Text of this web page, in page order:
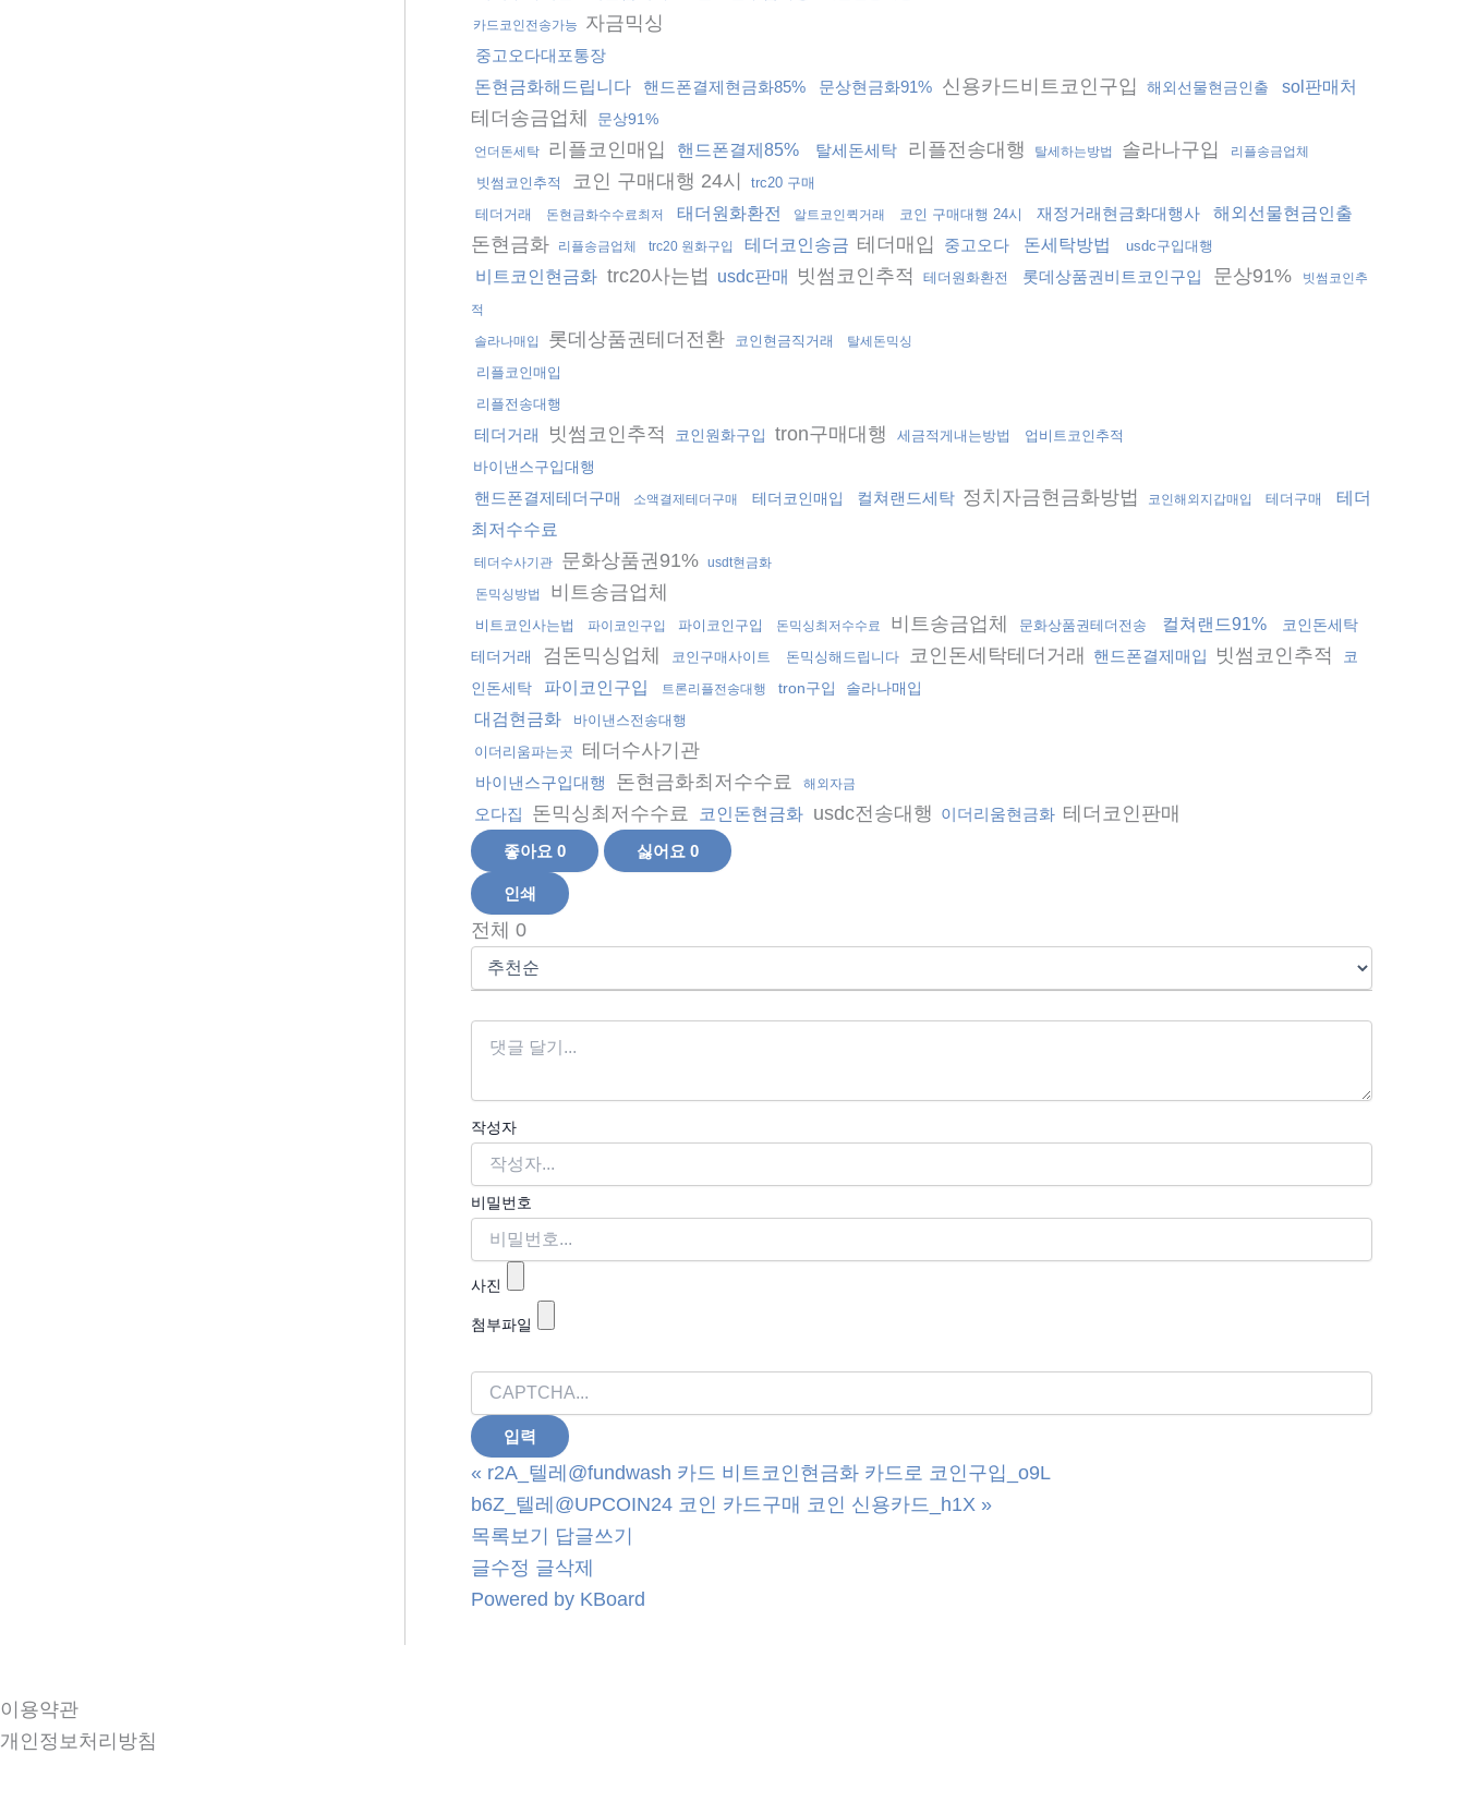
카드코인전송가능 자금믹싱
중고오다대포통장
돈현금화해드립니다
핸드폰결제현금화85% 문상현금화91% 신용카드비트코인구입 해외선물현금인출 sol판매처
테더송금업체 문상91%
언더돈세탁 리플코인매입 핸드폰결제85% 탈세돈세탁 리플전송대행 탈세하는방법 솔라나구입 리플송금업체
빗썸코인추적 코인 구매대행 24시
trc20 구매
테더거래
돈현금화수수료최저 태더원화환전 알트코인퀵거래 코인 구매대행 24시 재정거래현금화대행사 해외선물현금인출
돈현금화 리플송금업체 trc20 원화구입 테더코인송금 테더매입 중고오다 돈세탁방법 usdc구입대행
비트코인현금화 trc20사는법 usdc판매 빗썸코인추적 테더원화환전 롯데상품권비트코인구입 문상91% 빗썸코인추
적
솔라나매입 롯데상품권테더전환 코인현금직거래 탈세돈믹싱
리플코인매입
리플전송대행
테더거래 빗썸코인추적 코인원화구입 tron구매대행 세금적게내는방법 업비트코인추적
바이낸스구입대행
핸드폰결제테더구매 소액결제테더구매 테더코인매입 컬쳐랜드세탁 정치자금현금화방법 코인해외지갑매입 테더구매
테더
최저수수료
테더수사기관 문화상품권91% usdt현금화
돈믹싱방법 비트송금업체
비트코인사는법 파이코인구입 파이코인구입 돈믹싱최저수수료 비트송금업체 문화상품권테더전송 컬쳐랜드91%
코인돈세탁
테더거래
검돈믹싱업체 코인구매사이트 돈믹싱해드립니다 코인돈세탁테더거래 핸드폰결제매입 빗썸코인추적
코
인돈세탁
파이코인구입 트론리플전송대행 tron구입 솔라나매입
대검현금화
바이낸스전송대행
이더리움파는곳
테더수사기관
바이낸스구입대행 돈현금화최저수수료 해외자금
오다집 돈믹싱최저수수료 코인돈현금화 usdc전송대행 이더리움현금화 테더코인판매
좋아요 0 싫어요 0
인쇄
전체 0
작성자
비밀번호
사진
첨부파일
« r2A_텔레@fundwash 카드 비트코인현금화 카드로 코인구입_o9L
b6Z_텔레@UPCOIN24 코인 카드구매 코인 신용카드_h1X »
목록보기
답글쓰기
글수정 글삭제
Powered by KBoard
이용약관
개인정보처리방침